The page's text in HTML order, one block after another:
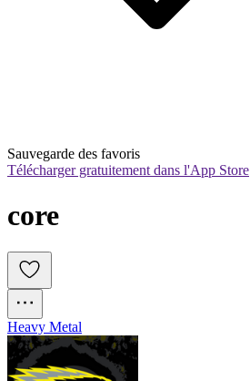
Sauvegarde des favoris
Télécharger gratuitement dans l'App Store
core
Heavy Metal